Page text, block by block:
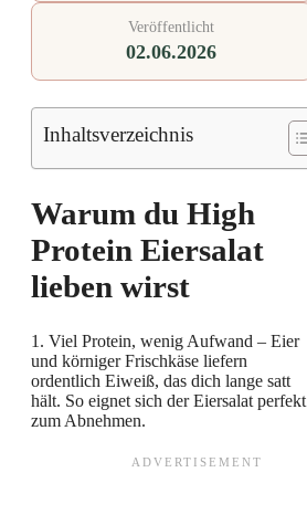
Veröffentlicht
02.06.2026
Inhaltsverzeichnis
Warum du High
Protein Eiersalat
lieben wirst
1. Viel Protein, wenig Aufwand – Eier
und körniger Frischkäse liefern
ordentlich Eiweiß, das dich lange satt
hält. So eignet sich der Eiersalat perfekt
zum Abnehmen.